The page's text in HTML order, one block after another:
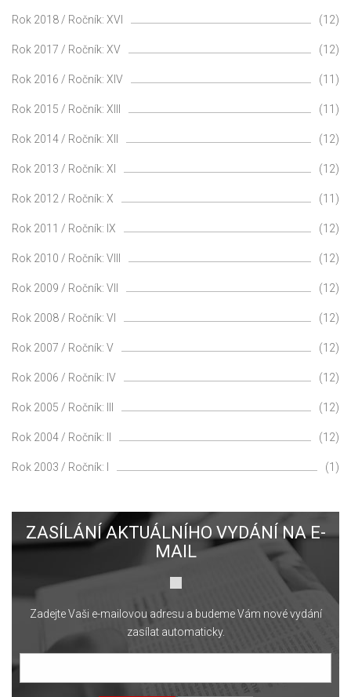
Rok 2018 / Ročník: XVI (12)
Rok 2017 / Ročník: XV (12)
Rok 2016 / Ročník: XIV (11)
Rok 2015 / Ročník: XIII (11)
Rok 2014 / Ročník: XII (12)
Rok 2013 / Ročník: XI (12)
Rok 2012 / Ročník: X (11)
Rok 2011 / Ročník: IX (12)
Rok 2010 / Ročník: VIII (12)
Rok 2009 / Ročník: VII (12)
Rok 2008 / Ročník: VI (12)
Rok 2007 / Ročník: V (12)
Rok 2006 / Ročník: IV (12)
Rok 2005 / Ročník: III (12)
Rok 2004 / Ročník: II (12)
Rok 2003 / Ročník: I (1)
ZASÍLÁNÍ AKTUÁLNÍHO VYDÁNÍ NA E-
MAIL
Zadejte Vaši e-mailovou adresu a budeme Vám nové vydání
zasílat automaticky.